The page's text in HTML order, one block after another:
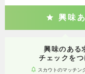
興味
興味のある
チェックを
スカウトのマッチン